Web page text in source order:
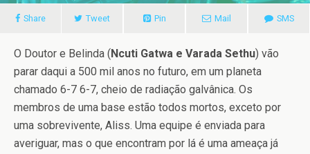
Share Tweet Pin Mail SMS
O Doutor e Belinda (Ncuti Gatwa e Varada Sethu) vão
parar daqui a 500 mil anos no futuro, em um planeta
chamado 6-7 6-7, cheio de radiação galvânica. Os
membros de uma base estão todos mortos, exceto por
uma sobrevivente, Aliss. Uma equipe é enviada para
averiguar, mas o que encontram por lá é uma ameaça já